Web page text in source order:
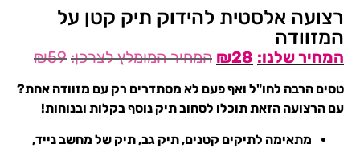
רצועה אלסטית להידוק תיק קטן על
המזוודה
₪59 ₪28
טסים הרבה לחו"ל ואף פעם לא מסתדרים רק עם מזוודה אחת?
עם הרצועה הזאת תוכלו לסחוב תיק נוסף בקלות ובנוחות!
מתאימה לתיקים קטנים, תיק גב, תיק של מחשב נייד,